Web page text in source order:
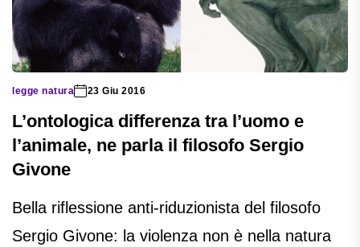
legge natura 23 Giu 2016
L’ontologica differenza tra l’uomo e
l’animale, ne parla il filosofo Sergio
Givone
Bella riflessione anti-riduzionista del filosofo
Sergio Givone: la violenza non è nella natura